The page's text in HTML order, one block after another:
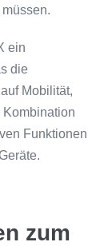
ein
die
Mobilität,
Kombination
Funktionen
zum